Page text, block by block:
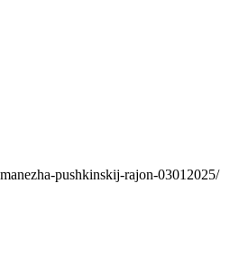
pushkinskij-rajon-03012025/